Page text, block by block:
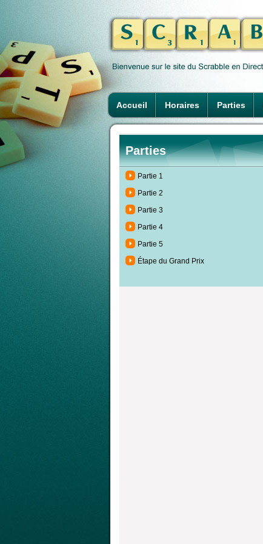
Accueil Horaires Parties
Parties
Partie 1
Partie 2
Partie 3
Partie 4
Partie 5
Étape du Grand Prix